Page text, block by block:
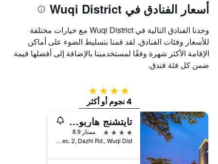
أسعار الفنادق في Wuqi District
وجدنا الفنادق التالية في Wuqi District مع خيارات مختلفة
للأسعار وفئات الفنادق. لقد قمنا بتسليط الضوء على أماكن
الإقامة الأكثر شهرة وفقًا لمستخدمينا بالإضافة إلى أفضلها قيمة
ضمن كل فئة فندق.
4 نجوم
4 نجوم أو أكثر
تايتشنج هاربور هوتل
4 نجوم
ممتاز 8.9
No.388, Sec. 2, Dazhi Rd., Wuqi Dist., تايتشونغ, تايوان